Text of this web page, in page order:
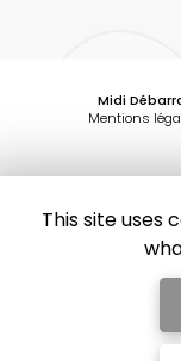
Midi
Mentions
Secteurs-En savoir +
Sitemap
This site uses